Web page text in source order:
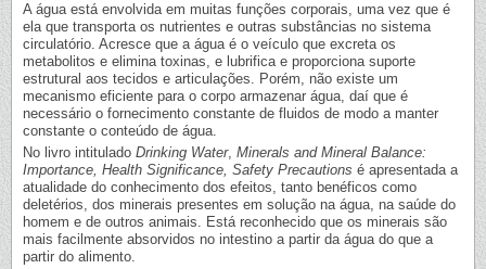
A água está envolvida em muitas funções corporais, uma vez que é
ela que transporta os nutrientes e outras substâncias no sistema
circulatório. Acresce que a água é o veículo que excreta os
metabolitos e elimina toxinas, e lubrifica e proporciona suporte
estrutural aos tecidos e articulações. Porém, não existe um
mecanismo eficiente para o corpo armazenar água, daí que é
necessário o fornecimento constante de fluidos de modo a manter
constante o conteúdo de água.
No livro intitulado Drinking Water, Minerals and Mineral Balance:
Importance, Health Significance, Safety Precautions é apresentada a
atualidade do conhecimento dos efeitos, tanto benéficos como
deletérios, dos minerais presentes em solução na água, na saúde do
homem e de outros animais. Está reconhecido que os minerais são
mais facilmente absorvidos no intestino a partir da água do que a
partir do alimento.